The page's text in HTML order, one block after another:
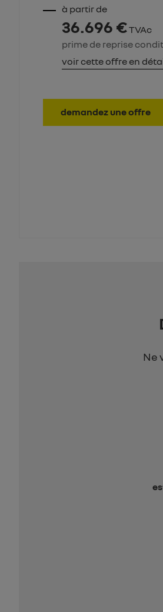
à partir de
36.696 €TVAc
prime de reprise
voir cette offre en
demandez une offre
Ne